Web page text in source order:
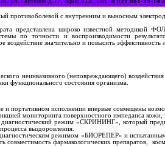
противоболевой с внутренним и выносным
представлена широко известной методикой
по точности и воспроизводимости
воздействие значительно и повысить эффективность
неинвазивного (неповреждающего)
функционального состояния организма.
исполнении впервые совмещены
мониторинга поверхностного импеданса кожи,
режим «СКРИНИНГ», который
выздоровления.
режимом «БИОРЕПЕР» и
совместимость фармакологических препаратов,